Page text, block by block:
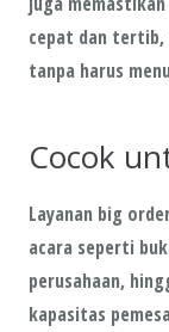
cepat dan tertib,
tanpa harus
Cocok
Layanan big
acara seperti
perusahaan,
kapasitas